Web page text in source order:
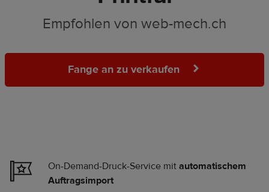
Empfohlen von web-mech.ch
Fange an zu verkaufen
On-Demand-Druck-Service mit automatischem
Auftragsimport